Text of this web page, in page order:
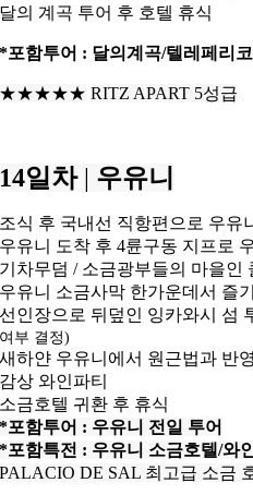
달의 계곡 투어 후 호텔 휴식
*포함투어 : 달의계곡/텔레페리
★★★★★ RITZ APART 5성급
14일차 | 우유니
조식 후 국내선 직항편으로 우유
우유니 도착 후 4륜구동 지프로
기차무덤 / 소금광부들의 마을인
우유니 소금사막 한가운데서 즐
선인장으로 뒤덮인 잉카와시 섬
여부 결정)
새하얀 우유니에서 원근법과 반
감상 와인파티
소금호텔 귀환 후 휴식
*포함투어 : 우유니 전일 투어
*포함특전 : 우유니 소금호텔/와
PALACIO DE SAL 최고급 소금